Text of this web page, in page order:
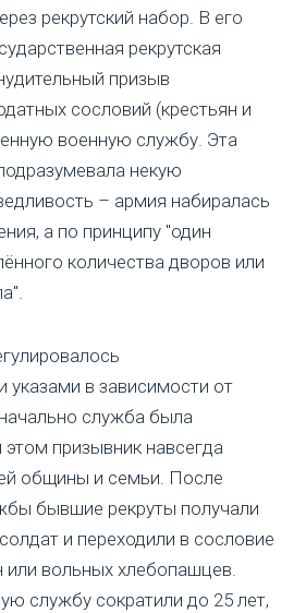
рекрутский набор. В его
рекрутская
призыв
сословий (крестьян и
военную службу. Эта
некую
– армия набиралась
а по принципу "один
количества дворов или
указами в зависимости от
служба была
призывник навсегда
общины и семьи. После
бывшие рекруты получали
и переходили в сословие
или вольных хлебопашцев.
службу сократили до 25 лет,